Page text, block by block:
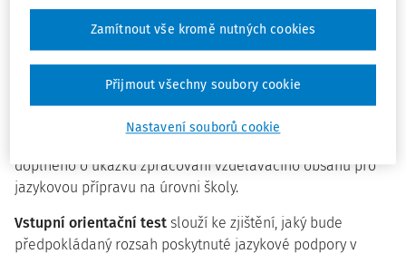
obsah pro deset tematických celků a dvě jazykové úrovně.
Metodické poznámky ke vzdělávacímu obsahu upřesňují
požadavky na jednotlivé věkové kategorie (1.–2. ročník, 3.–
5. ročník, 6.–9. ročník) a dvě úrovně jazykové pokročilosti.
sociokulturní kompetence pro jednotlivá témata. Nabízí
doplněno o ukázku zpracování vzdělávacího obsahu pro
jazykovou přípravu na úrovni školy.
Vstupní orientační test slouží ke zjištění, jaký bude
předpokládaný rozsah poskytnuté jazykové podpory v
Nastavení souborů cookie
Zamítnout vše kromě nutných cookies
Přijmout všechny soubory cookie